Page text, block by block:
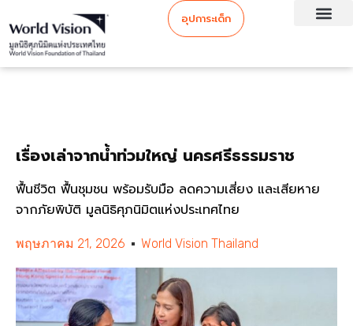
อุปการะเด็ก
เรื่องเล่าจากน้ำท่วมใหญ่ นครศรีธรรมราช
ฟื้นชีวิต ฟื้นชุมชน พร้อมรับมือ ลดความเสี่ยง และเสียหาย
จากภัยพิบัติ มูลนิธิศุภนิมิตแห่งประเทศไทย
พฤษภาคม 21, 2026 World Vision Thailand